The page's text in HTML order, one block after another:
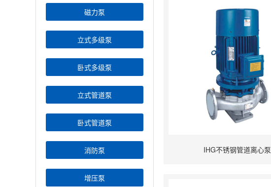
磁力泵
立式多级泵
卧式多级泵
立式管道泵
卧式管道泵
消防泵
增压泵
IHG不锈钢管道离心泵